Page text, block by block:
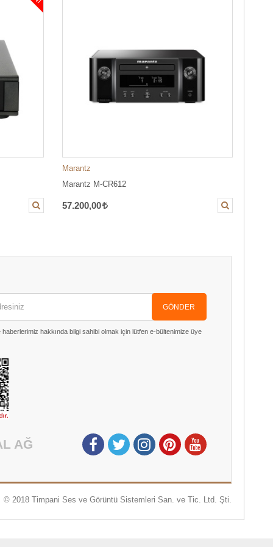
Marantz
Marantz M-CR612
57.200,00
GÖNDER
hakkında bilgi sahibi olmak için lütfen e-bültenimize üye
AĞ
© 2018 Timpani Ses ve Görüntü Sistemleri San. ve Tic. Ltd. Şti.